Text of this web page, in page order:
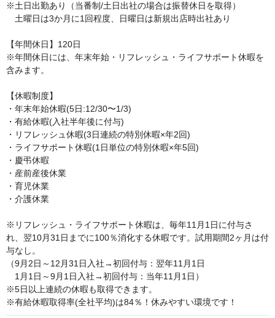
※土日出勤あり（当番制/土日出社の場合は振替休日を取得）
土曜日は3か月に1回程度、日曜日は新規出店時出社あり
【年間休日】120日
※年間休日には、年末年始・リフレッシュ・ライフサポート休暇を
含みます。
【休暇制度】
・年末年始休暇(5日:12/30〜1/3)
・有給休暇(入社半年後に付与)
・リフレッシュ休暇(3日連続の特別休暇×年2回)
・ライフサポート休暇(1日単位の特別休暇×年5回)
・慶弔休暇
・産前産後休業
・育児休業
・介護休業
※リフレッシュ・ライフサポート休暇は、毎年11月1日に付与さ
れ、翌10月31日までに100％消化する休暇です。試用期間2ヶ月は付
与なし。
（9月2日～12月31日入社→初回付与：翌年11月1日
1月1日～9月1日入社→初回付与：当年11月1日）
※5日以上連続の休暇も取得できます。
※有給休暇取得率(全社平均)は84％！休みやすい環境です！